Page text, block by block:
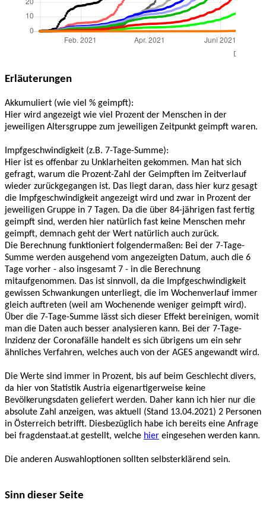
Erläuterungen
Akkumuliert (wie viel % geimpft):
Hier wird angezeigt wie viel Prozent der Menschen in der
jeweiligen Altersgruppe zum jeweiligen Zeitpunkt geimpft waren.
Impfgeschwindigkeit (z.B. 7-Tage-Summe):
Hier ist es offenbar zu Unklarheiten gekommen. Man hat sich
gefragt, warum die Prozent-Zahl der Geimpften im Zeitverlauf
wieder zurückgegangen ist. Das liegt daran, dass hier kurz gesagt
die Impfgeschwindigkeit angezeigt wird und zwar in Prozent der
jeweiligen Gruppe in 7 Tagen. Da die über 84-jährigen fast fertig
geimpft sind, werden hier natürlich fast keine Menschen mehr
geimpft, demnach geht der Wert natürlich auch zurück.
Die Berechnung funktioniert folgendermaßen: Bei der 7-Tage-
Summe werden ausgehend vom angezeigten Datum, auch die 6
Tage vorher - also insgesamt 7 - in die Berechnung
mitaufgenommen. Das ist sinnvoll, da die Impfgeschwindigkeit
gewissen Schwankungen unterliegt, die im Wochenverlauf immer
gleich auftreten (weil am Wochenende weniger geimpft wird).
Über die 7-Tage-Summe lässt sich dieser Effekt bereinigen, womit
man die Daten auch besser analysieren kann. Bei der 7-Tage-
Inzidenz der Coronafälle handelt es sich übrigens um ein sehr
ähnliches Verfahren, welches auch von der AGES angewandt wird.
Die Werte sind immer in Prozent, bis auf beim Geschlecht divers,
da hier von Statistik Austria eigenartigerweise keine
Bevölkerungsdaten geliefert werden. Daher kann ich hier nur die
absolute Zahl anzeigen, was aktuell (Stand 13.04.2021) 2 Personen
in Österreich betrifft. Diesbezüglich habe ich bereits eine Anfrage
bei fragdenstaat.at gestellt, welche hier eingesehen werden kann.
Die anderen Auswahloptionen sollten selbsterklärend sein.
Sinn dieser Seite